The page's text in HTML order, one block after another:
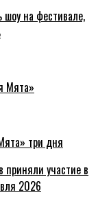
на фестивале,
Мята»
три дня
приняли участие в
2026